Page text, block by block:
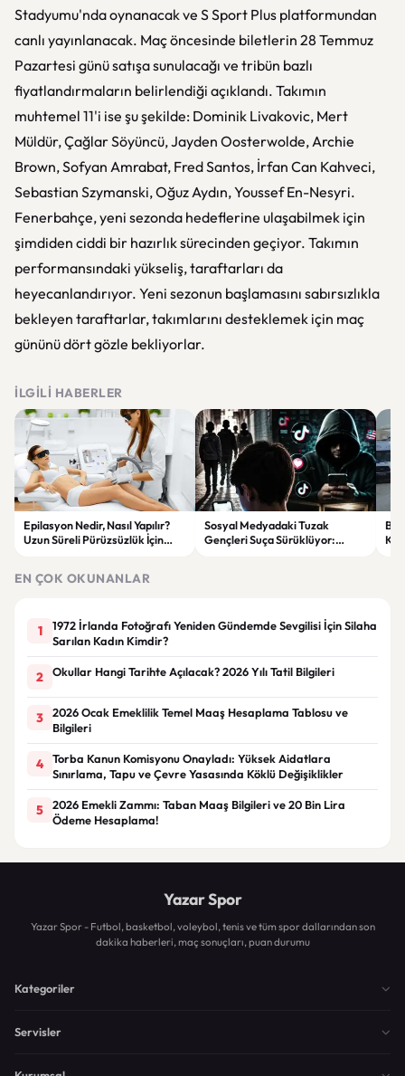
Stadyumu'nda oynanacak ve S Sport Plus platformundan
canlı yayınlanacak. Maç öncesinde biletlerin 28 Temmuz
Pazartesi günü satışa sunulacağı ve tribün bazlı
fiyatlandırmaların belirlendiği açıklandı. Takımın
muhtemel 11'i ise şu şekilde: Dominik Livakovic, Mert
Müldür, Çağlar Söyüncü, Jayden Oosterwolde, Archie
Brown, Sofyan Amrabat, Fred Santos, İrfan Can Kahveci,
Sebastian Szymanski, Oğuz Aydın, Youssef En-Nesyri.
Fenerbahçe, yeni sezonda hedeflerine ulaşabilmek için
şimdiden ciddi bir hazırlık sürecinden geçiyor. Takımın
performansındaki yükseliş, taraftarları da
heyecanlandırıyor. Yeni sezonun başlamasını sabırsızlıkla
bekleyen taraftarlar, takımlarını desteklemek için maç
gününü dört gözle bekliyorlar.
İLGILI HABERLER
Epilasyon Nedir, Nasıl Yapılır?
Uzun Süreli Pürüzsüzlük İçin
Sosyal Medyadaki Tuzak
Gençleri Suça Sürüklüyor:
EN ÇOK OKUNANLAR
1
1972 İrlanda Fotoğrafı Yeniden Gündemde Sevgilisi İçin Silaha
Sarılan Kadın Kimdir?
2 Okullar Hangi Tarihte Açılacak? 2026 Yılı Tatil Bilgileri
3
2026 Ocak Emeklilik Temel Maaş Hesaplama Tablosu ve
Bilgileri
4
Torba Kanun Komisyonu Onayladı: Yüksek Aidatlara
Sınırlama, Tapu ve Çevre Yasasında Köklü Değişiklikler
5
2026 Emekli Zammı: Taban Maaş Bilgileri ve 20 Bin Lira
Ödeme Hesaplama!
Yazar Spor
Yazar Spor - Futbol, basketbol, voleybol, tenis ve tüm spor dallarından son
dakika haberleri, maç sonuçları, puan durumu
Kategoriler
Servisler